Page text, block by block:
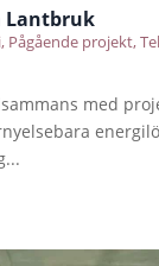
Lantbruk
, Pågående projekt,
med